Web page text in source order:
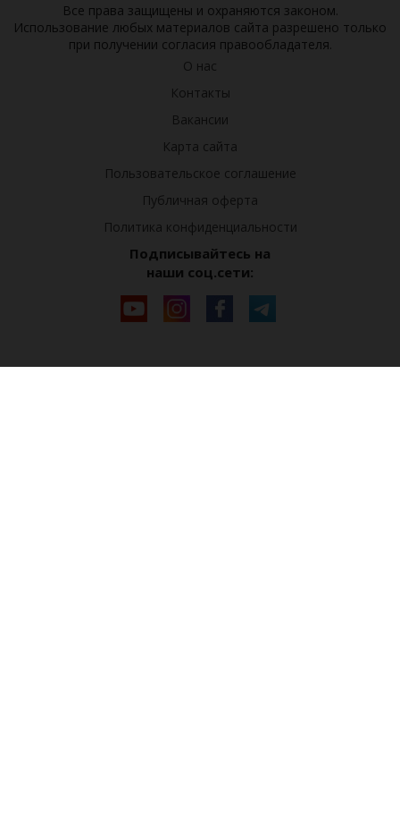
Все права защищены и охраняются законом.
Использование любых материалов сайта разрешено только
при получении согласия правообладателя.
О нас
Контакты
Вакансии
Карта сайта
Пользовательское соглашение
Публичная оферта
Политика конфиденциальности
Подписывайтесь на
наши соц.сети: